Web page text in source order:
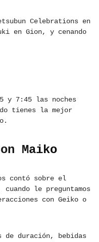
Celebrations en
en Gion, y cenando
y 7:45 las noches
tienes la mejor
Maiko
contó sobre el
cuando le preguntamos
con Geiko o
de duración, bebidas